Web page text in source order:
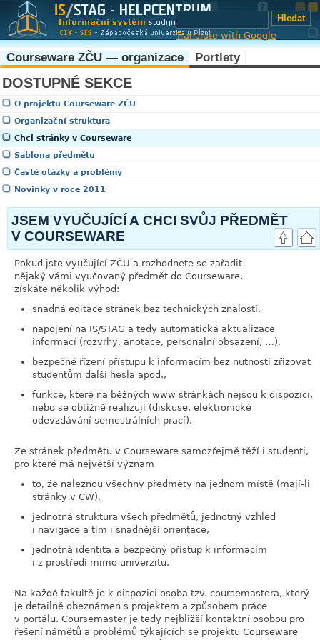
Translate with Google
Courseware ZČU — organizace Portlety
DOSTUPNÉ SEKCE
O projektu Courseware ZČU
Organizační struktura
Chci stránky v Courseware
Šablona předmětu
Časté otázky a problémy
Novinky v roce 2011
JSEM VYUČUJÍCÍ A CHCI SVŮJ PŘEDMĚT
V COURSEWARE
Pokud jste vyučující ZČU a rozhodnete se zařadit
nějaký vámi vyučovaný předmět do Courseware,
získáte několik výhod:
snadná editace stránek bez technických znalostí,
napojení na IS/STAG a tedy automatická aktualizace
informací (rozvrhy, anotace, personální obsazení, …),
bezpečné řízení přístupu k informacím bez nutnosti zřizovat
studentům další hesla apod.,
funkce, které na běžných www stránkách nejsou k dispozici,
nebo se obtížně realizují (diskuse, elektronické
odevzdávání semestrálních prací).
Ze stránek předmětu v Courseware samozřejmě těží i studenti,
pro které má největší význam
to, že naleznou všechny předměty na jednom místě (mají-li
stránky v CW),
jednotná struktura všech předmětů, jednotný vzhled
i navigace a tím i snadnější orientace,
jednotná identita a bezpečný přístup k informacím
i z prostředí mimo univerzitu.
Na každé fakultě je k dispozici osoba tzv. coursemastera, který
je detailně obeznámen s projektem a způsobem práce
v portálu. Coursemaster je tedy nejbližší kontaktní osobou pro
řešení námětů a problémů týkajících se projektu Courseware